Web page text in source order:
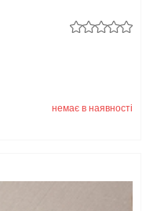
немає в наявності